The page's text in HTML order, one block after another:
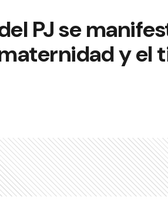
PJ se
y el